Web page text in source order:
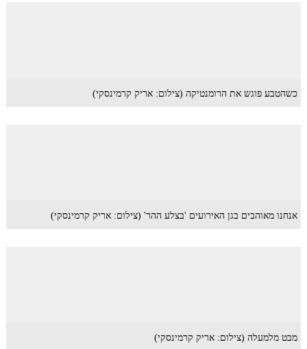
כשהטבע פוגש את הרומנטיקה (צילום: אריק קרמינסקי)
אנחנו מאוהבים בגן האירועים 'בצלע ההר' (צילום: אריק קרמינסקי)
מבט מלמעלה (צילום: אריק קרמינסקי)